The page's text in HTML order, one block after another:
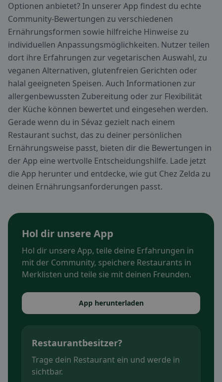
Optionen anbietet? In unserer App findest du echte
Community-Bewertungen zu verschiedenen
Ernährungsformen sowie hilfreiche Hinweise zu
individuellen Anpassungsmöglichkeiten. Nutzer teilen
dort ihre Erfahrungen zur vegetarischen Auswahl, zu
veganen Alternativen, glutenfreien Gerichten oder
halal geeigneten Speisen. Auch Informationen zur
allergenbewussten Zubereitung oder zur Flexibilität
der Küche können bewertet und eingesehen werden.
Gerade wenn du in Sévaz gezielt nach einem
Restaurant suchst, das zu deiner persönlichen
Ernährungsweise passt, bieten dir die Bewertungen in
der App eine wertvolle Entscheidungshilfe. Lade jetzt
die App herunter und entdecke, wie gut Chez Zelda zu
deinen Ernährungsanforderungen passt.
Hol dir unsere App
Hol dir unsere App, teile deine Erfahrungen in
mit der Community, speichere Restaurants in
Merklisten und teile sie mit deinen Freunden.
App herunterladen
Restaurantbesitzer?
Trage dein Restaurant ein und werde in
sichtbar.